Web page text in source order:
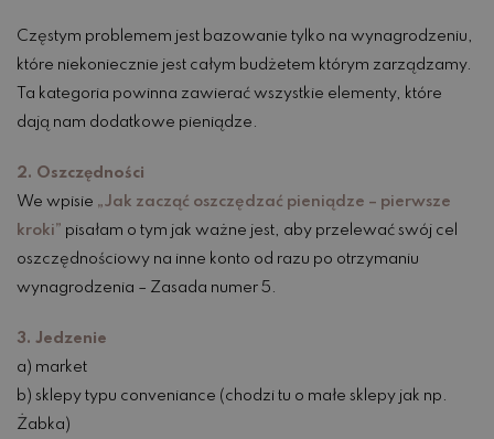
Częstym problemem jest bazowanie tylko na wynagrodzeniu,
które niekoniecznie jest całym budżetem którym zarządzamy.
Ta kategoria powinna zawierać wszystkie elementy, które
dają nam dodatkowe pieniądze.
2. Oszczędności
We wpisie „Jak zacząć oszczędzać pieniądze – pierwsze
kroki” pisałam o tym jak ważne jest, aby przelewać swój cel
oszczędnościowy na inne konto od razu po otrzymaniu
wynagrodzenia – Zasada numer 5.
3. Jedzenie
a) market
b) sklepy typu conveniance (chodzi tu o małe sklepy jak np.
Żabka)